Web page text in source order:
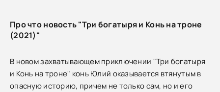
Про что новость "Три богатыря и Конь на троне
(2021)"
В новом захватывающем приключении "Три богатыря
и Конь на троне" конь Юлий оказывается втянутым в
опасную историю, причем не только сам, но и его